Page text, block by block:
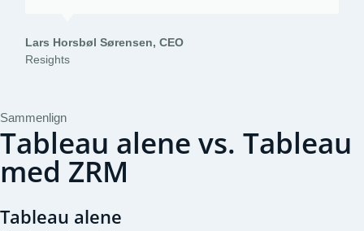
Lars Horsbøl Sørensen, CEO
Resights
Sammenlign
Tableau alene vs. Tableau
med ZRM
Tableau alene